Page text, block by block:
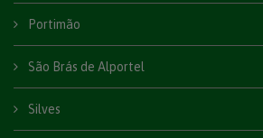
Portimão
São Brás de Alportel
Silves